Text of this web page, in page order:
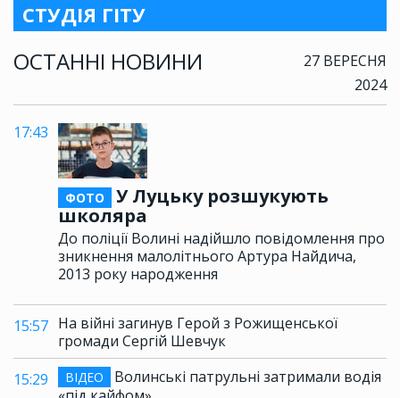
СТУДІЯ ГІТУ
ОСТАННІ НОВИНИ
27 ВЕРЕСНЯ
2024
17:43
ФОТО
У Луцьку розшукують
школяра
До поліції Волині надійшло повідомлення про
зникнення малолітнього Артура Найдича,
2013 року народження
15:57 На війні загинув Герой з Рожищенської
громади Сергій Шевчук
15:29
ВІДЕО
Волинські патрульні затримали водія